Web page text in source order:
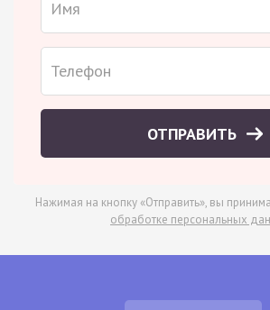
ОТПРАВИТЬ
Нажимая на кнопку «Отправить», вы
обработке персональных